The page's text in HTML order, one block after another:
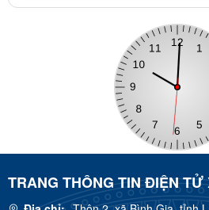
TRANG THÔNG TIN ĐIỆN